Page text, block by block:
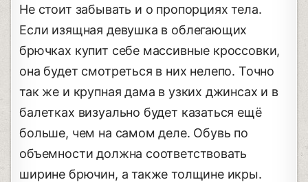
Не стоит забывать и о пропорциях тела.
Если изящная девушка в облегающих
брючках купит себе массивные кроссовки,
она будет смотреться в них нелепо. Точно
так же и крупная дама в узких джинсах и в
балетках визуально будет казаться ещё
больше, чем на самом деле. Обувь по
объемности должна соответствовать
ширине брючин, а также толщине икры.